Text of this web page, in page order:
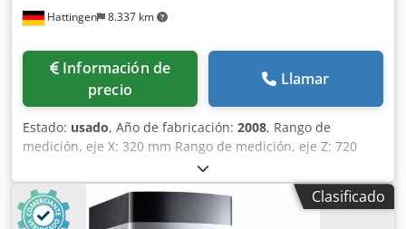
Hattingen 8.337 km
Información de
precio
Llamar
Estado: usado, Año de fabricación: 2008, Rango de
medición, eje X: 320 mm Rango de medición, eje Z: 720
mm - - - - - - - - - Ajustador de herramientas | DMG
MICROSET - VIVA 720 El ajustador de herramientas se
encuentra en buen estado. Para obtener más detalles
técnicos, consulte la oferta. - - - - - - - - - - - - - - - - - - - - - - -
Clasificado